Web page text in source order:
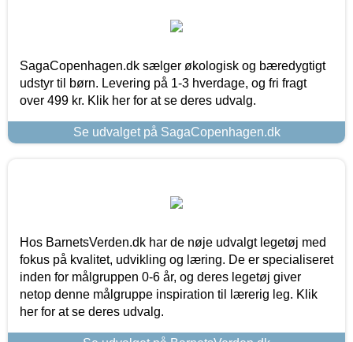
SagaCopenhagen.dk sælger økologisk og bæredygtigt
udstyr til børn. Levering på 1-3 hverdage, og fri fragt
over 499 kr. Klik her for at se deres udvalg.
Se udvalget på SagaCopenhagen.dk
Hos BarnetsVerden.dk har de nøje udvalgt legetøj med
fokus på kvalitet, udvikling og læring. De er specialiseret
inden for målgruppen 0-6 år, og deres legetøj giver
netop denne målgruppe inspiration til lærerig leg. Klik
her for at se deres udvalg.